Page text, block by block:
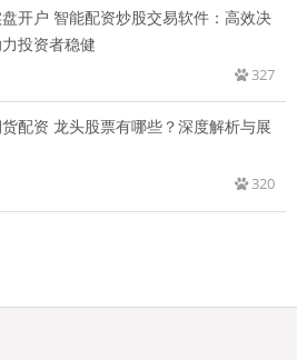
开户 智能配资炒股交易软件：高效决
投资者稳健
327
配资 龙头股票有哪些？深度解析与展
320